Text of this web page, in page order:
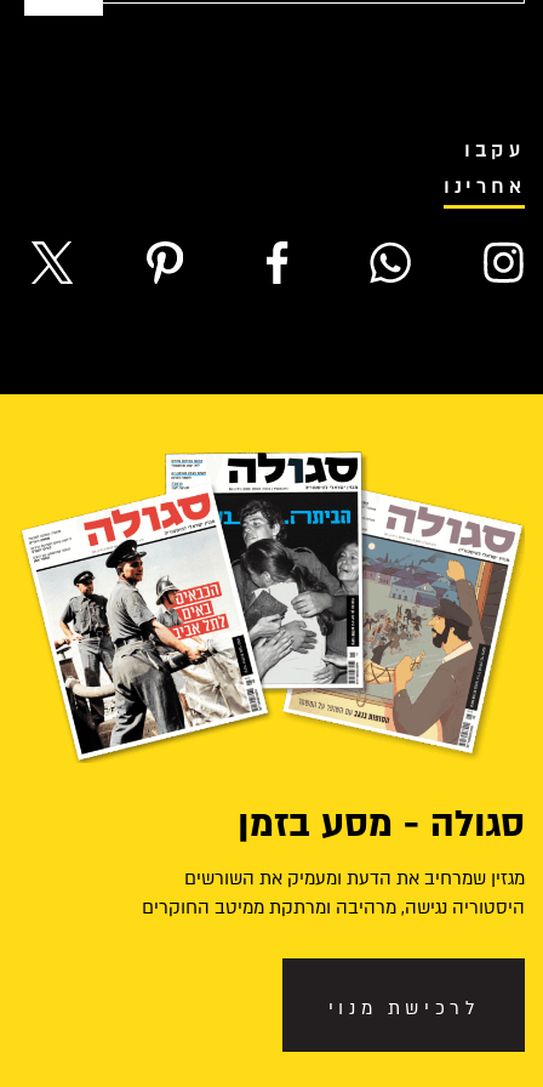
עקבו
אחרינו
סגולה - מסע בזמן
מגזין שמרחיב את הדעת ומעמיק את השורשים
היסטוריה נגישה, מרהיבה ומרתקת ממיטב החוקרים
לרכישת מנוי